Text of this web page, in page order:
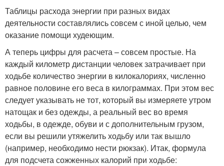
Таблицы расхода энергии при разных видах
деятельности составлялись совсем с иной целью, чем
оказание помощи худеющим.
А теперь цифры для расчета – совсем простые. На
каждый километр дистанции человек затрачивает при
ходьбе количество энергии в килокалориях, численно
равное половине его веса в килограммах. При этом вес
следует указывать не тот, который вы измеряете утром
натощак и без одежды, а реальный вес во время
ходьбы, в одежде, обуви и с дополнительным грузом,
если вы решили утяжелить ходьбу или так вышло
(например, необходимо нести рюкзак). Итак, формула
для подсчета сожженных калорий при ходьбе: